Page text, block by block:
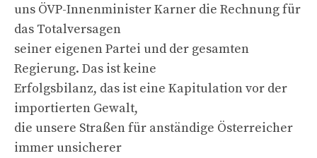
uns ÖVP-Innenminister Karner die Rechnung für
das Totalversagen
seiner eigenen Partei und der gesamten
Regierung. Das ist keine
Erfolgsbilanz, das ist eine Kapitulation vor der
importierten Gewalt,
die unsere Straßen für anständige Österreicher
immer unsicherer